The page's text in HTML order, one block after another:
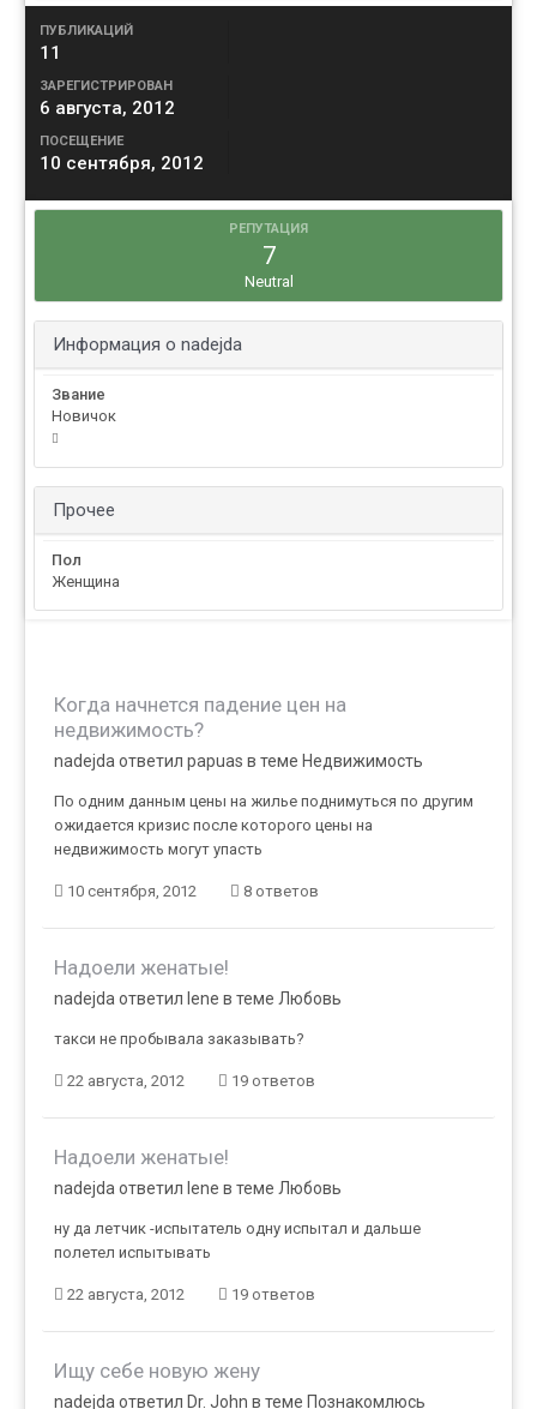
ПУБЛИКАЦИЙ
11
ЗАРЕГИСТРИРОВАН
6 августа, 2012
ПОСЕЩЕНИЕ
10 сентября, 2012
РЕПУТАЦИЯ
7
Neutral
Информация о nadejda
Звание
Новичок
Прочее
Пол
Женщина
Когда начнется падение цен на
недвижимость?
nadejda ответил papuas в теме Недвижимость
По одним данным цены на жилье поднимуться по другим
ожидается кризис после которого цены на
недвижимость могут упасть
10 сентября, 2012 8 ответов
Надоели женатые!
nadejda ответил lene в теме Любовь
такси не пробывала заказывать?
22 августа, 2012 19 ответов
Надоели женатые!
nadejda ответил lene в теме Любовь
ну да летчик -испытатель одну испытал и дальше
полетел испытывать
22 августа, 2012 19 ответов
Ищу себе новую жену
nadejda ответил Dr. John в теме Познакомлюсь